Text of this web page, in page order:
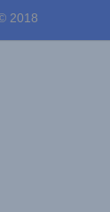
2018